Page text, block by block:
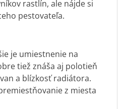
rastlín, ale nájde si
pestovateľa.
je umiestnenie na
tiež znáša aj polotieň
a blízkosť radiátora.
z miesta